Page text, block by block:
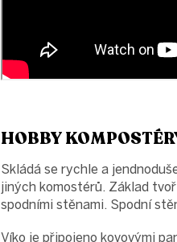
HOBBY
Skládá se rychle a
jiných komostérů. Základ
spodními stěnami. Spodní
Víko je připojeno kovovými